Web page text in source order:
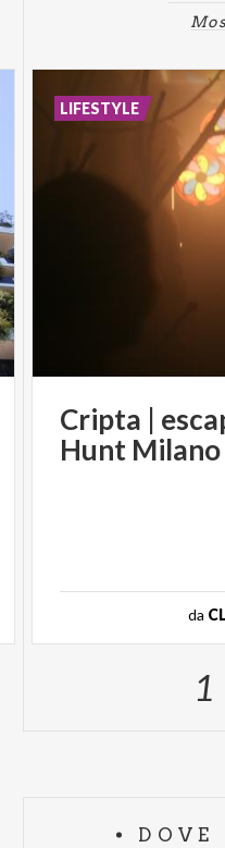
Cripta |
Hunt Milano
da
LIFESTYLE
1
DOVE